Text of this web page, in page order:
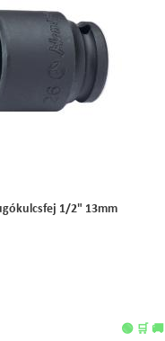
1/2" 13mm
🟢 🛒 🚚